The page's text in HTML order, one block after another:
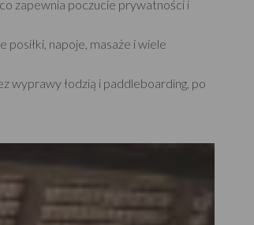
zapewnia poczucie prywatności i
napoje, masaże i wiele
wyprawy łodzią i paddleboarding, po